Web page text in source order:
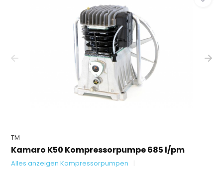
TM
Kamaro K50 Kompressorpumpe 685 l/pm
Alles anzeigen Kompressorpumpen